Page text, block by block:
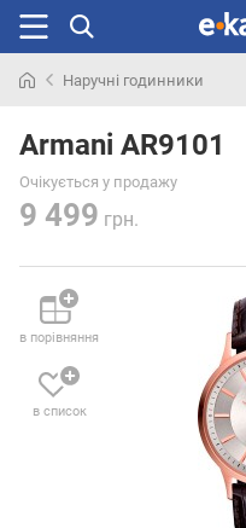
раніше
Наручні годинники
Armani AR9101
Очікується у продажу
9 499 грн.
в порівняння
в список